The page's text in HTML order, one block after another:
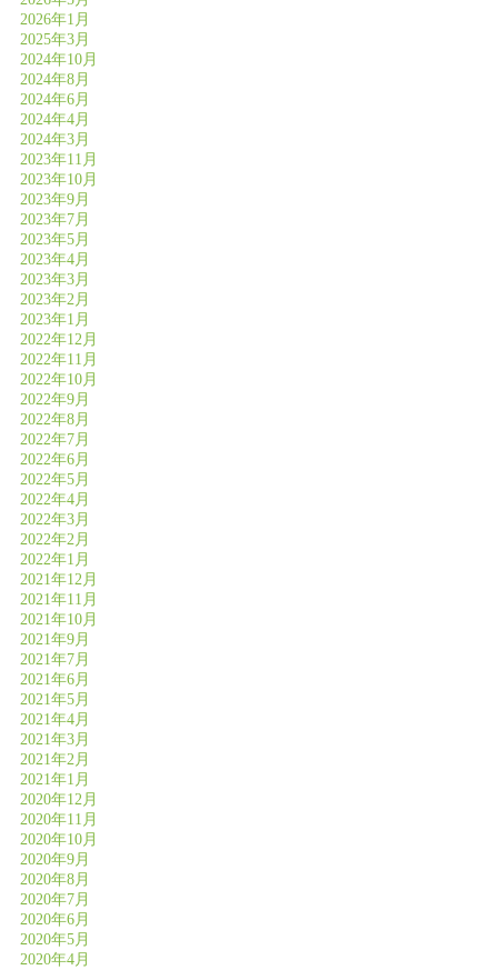
2026年1月
2025年3月
2024年10月
2024年8月
2024年6月
2024年4月
2024年3月
2023年11月
2023年10月
2023年9月
2023年7月
2023年5月
2023年4月
2023年3月
2023年2月
2023年1月
2022年12月
2022年11月
2022年10月
2022年9月
2022年8月
2022年7月
2022年6月
2022年5月
2022年4月
2022年3月
2022年2月
2022年1月
2021年12月
2021年11月
2021年10月
2021年9月
2021年7月
2021年6月
2021年5月
2021年4月
2021年3月
2021年2月
2021年1月
2020年12月
2020年11月
2020年10月
2020年9月
2020年8月
2020年7月
2020年6月
2020年5月
2020年4月